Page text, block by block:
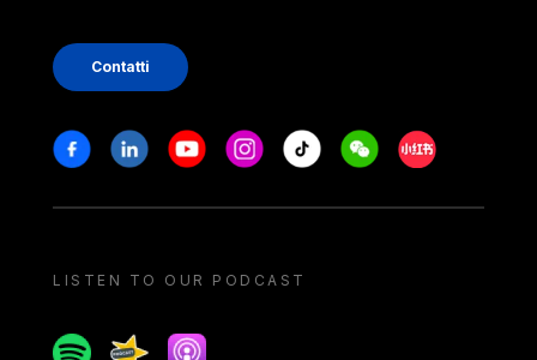
Contatti
Stay in touch
FacebookLinkedinYoutubeInstagram
Tiktok WeechatXiaohongshu/
LISTEN TO OUR PODCAST
SpotifySpreakerApple podcast